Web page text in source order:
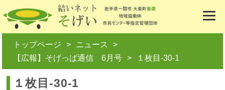
トップページ
ニュース
【広報】そげっぱ通信 6月号
１枚目-30-1
１枚目-30-1